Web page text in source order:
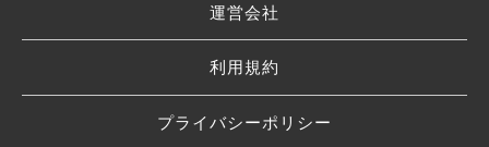
運営会社
利用規約
プライバシーポリシー